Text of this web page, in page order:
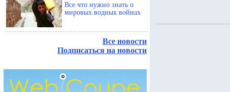
Все что нужно знать о
мировых водных войнах
Все новости
Подписаться на новости